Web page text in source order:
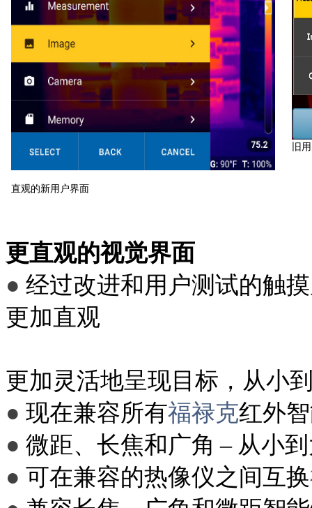
直观的新用户界面
旧
更直观的视觉界面
● 经过改进和用户测试的触
更加直观
更加灵活地呈现目标，从小
● 现在兼容所有福禄克红外
● 微距、长焦和广角 – 从小
● 可在兼容的热像仪之间互换